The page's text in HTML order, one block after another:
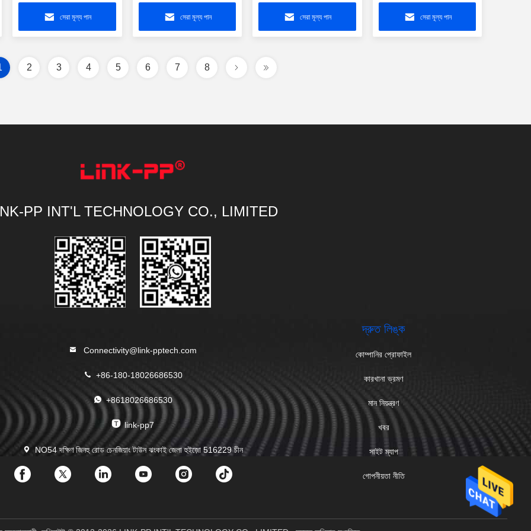
সেরা মূল্য পান সেরা মূল্য পান সেরা মূল্য পান সেরা মূল্য পান
2 3 4 5 6 7 8
PP INT'L TECHNOLOGY CO., LIMITED
Connectivity@link-pptech.com
+86-180-18026686530
+8618026686530
link-pp7
NO54 দক্ষিণ জিনহু রোড চেনজিয়াং টাউন ঝংকাই জেলা হুইজ়ো 516229 চীন
দ্রুত লিঙ্ক
কোম্পানির প্রোফাইল
কারখানা ভ্রমণ
মান নিয়ন্ত্রণ
খবর
সাইট ম্যাপ
গোপনীয়তা নীতি